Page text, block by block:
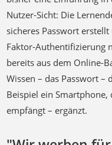
Nutzer-Sicht: Die
sicheres Passwort
Faktor-Authentifizierung
bereits aus dem Online-
Wissen – das Passwort –
Beispiel ein Smartphone,
empfängt – ergänzt.